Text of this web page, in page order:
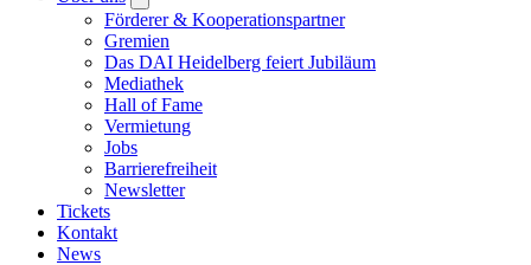
submenu
Förderer & Kooperationspartner
Gremien
Das DAI Heidelberg feiert Jubiläum
Mediathek
Hall of Fame
Vermietung
Jobs
Barrierefreiheit
Newsletter
Tickets
Kontakt
News